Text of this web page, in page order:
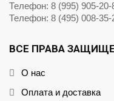
Телефон: 8 (995) 905-20-
Телефон: 8 (495) 008-35-
ВСЕ ПРАВА
О нас
Оплата и доставка